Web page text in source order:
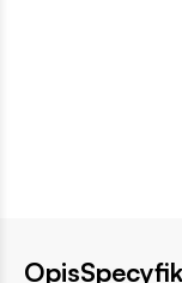
Opis